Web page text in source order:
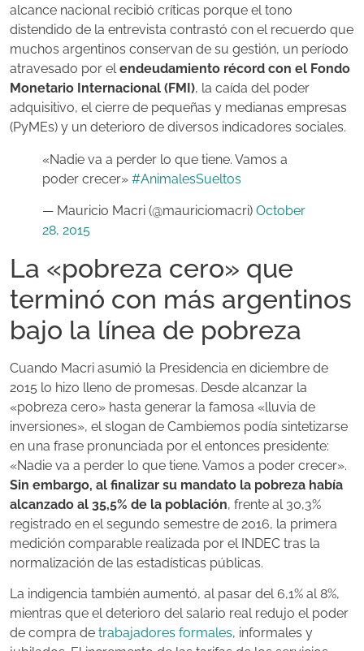
alcance nacional recibió críticas porque el tono
distendido de la entrevista contrastó con el recuerdo que
muchos argentinos conservan de su gestión, un período
atravesado por elendeudamiento récord con el Fondo
Monetario Internacional (FMI), la caída del poder
adquisitivo, el cierre de pequeñas y medianas empresas
(PyMEs) y un deterioro de diversos indicadores sociales.
«Nadie va a perder lo que tiene. Vamos a
poder crecer» #AnimalesSueltos
— Mauricio Macri (@mauriciomacri) October
28, 2015
La «pobreza cero» que
terminó con más argentinos
bajo la línea de pobreza
Cuando Macri asumió la Presidencia en diciembre de
2015 lo hizo lleno de promesas. Desde alcanzar la
«pobreza cero» hasta generar la famosa «lluvia de
inversiones», el slogan de Cambiemos podía sintetizarse
en una frase pronunciada por el entonces presidente:
«Nadie va a perder lo que tiene. Vamos a poder crecer».
Sin embargo, al finalizar su mandato la pobreza había
alcanzado al 35,5% de la población, frente al 30,3%
registrado en el segundo semestre de 2016, la primera
medición comparable realizada por el INDEC tras la
normalización de las estadísticas públicas.
La indigencia también aumentó, al pasar del 6,1% al 8%,
mientras que el deterioro del salario real redujo el poder
de compra de trabajadores formales, informales y